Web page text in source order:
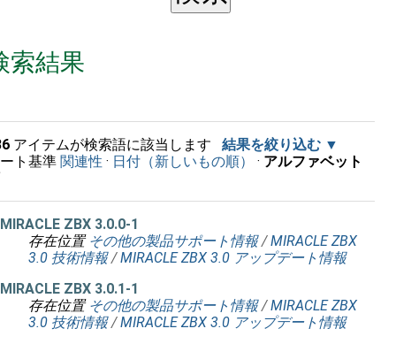
索結果
アイテムが検索語に該当します
結果を絞り込む
ト基準 関連性 · 日付（新しいもの順） · アルファベット
MIRACLE ZBX 3.0.0-1
存在位置 その他の製品サポート情報 /MIRACLE ZBX
3.0 技術情報 /MIRACLE ZBX 3.0 アップデート情報
MIRACLE ZBX 3.0.1-1
存在位置 その他の製品サポート情報 /MIRACLE ZBX
3.0 技術情報 /MIRACLE ZBX 3.0 アップデート情報